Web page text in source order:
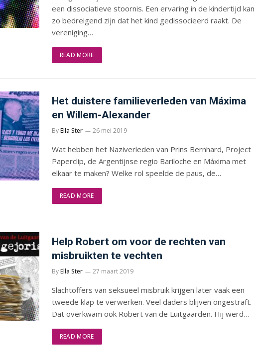
een dissociatieve stoornis. Een ervaring in de kindertijd kan
zo bedreigend zijn dat het kind gedissocieerd raakt. De
vereniging…
READ MORE
Het duistere familieverleden van Máxima
en Willem-Alexander
By Ella Ster 26 mei 2019
Wat hebben het Naziverleden van Prins Bernhard, Project
Paperclip, de Argentijnse regio Bariloche en Máxima met
elkaar te maken? Welke rol speelde de paus, de…
READ MORE
Help Robert om voor de rechten van
misbruikten te vechten
By Ella Ster 27 maart 2019
Slachtoffers van seksueel misbruik krijgen later vaak een
tweede klap te verwerken. Veel daders blijven ongestraft.
Dat overkwam ook Robert van de Luitgaarden. Hij werd…
READ MORE